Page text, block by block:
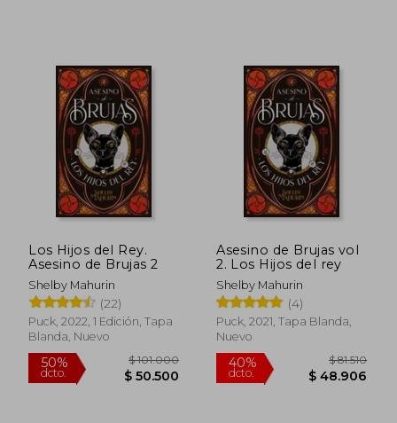
50%
dcto.
$ 104.114
$ 52.057
40%
dcto.
$
$
Los Hijos del Rey.
Asesino de Brujas 2
Shelby Mahurin
(22)
Puck, 2022, 1 Edición, Tapa
Blanda, Nuevo
Asesino de Brujas vol
2. Los Hijos del rey
Shelby Mahurin
(4)
Puck, 2021, Tapa Blanda,
Nuevo